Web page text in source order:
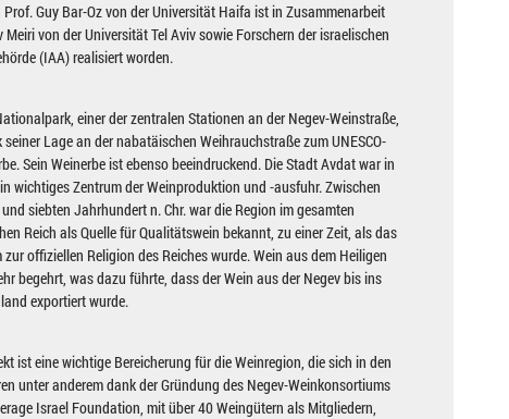
Guy Bar-Oz von der Universität Haifa ist in Zusammenarbeit
Meiri von der Universität Tel Aviv sowie Forschern der israelischen
(IAA) realisiert worden.
einer der zentralen Stationen an der Negev-Weinstraße,
Lage an der nabatäischen Weihrauchstraße zum UNESCO-
Sein Weinerbe ist ebenso beeindruckend. Die Stadt Avdat war in
wichtiges Zentrum der Weinproduktion und -ausfuhr. Zwischen
siebten Jahrhundert n. Chr. war die Region im gesamten
Reich als Quelle für Qualitätswein bekannt, zu einer Zeit, als das
zur offiziellen Religion des Reiches wurde. Wein aus dem Heiligen
begehrt, was dazu führte, dass der Wein aus der Negev bis ins
exportiert wurde.
ist eine wichtige Bereicherung für die Weinregion, die sich in den
unter anderem dank der Gründung des Negev-Weinkonsortiums
Israel Foundation, mit über 40 Weingütern als Mitgliedern,